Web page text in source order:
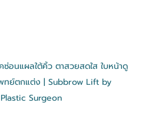
อนแผลใต้คิ้ว ตาสวยสดใส ใบหน้าดู
ทย์ตกแต่ง | Subbrow Lift by
Surgeon